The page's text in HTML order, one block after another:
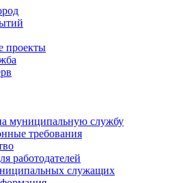
проекты
муниципальную службу
требования
работодателей
служащих